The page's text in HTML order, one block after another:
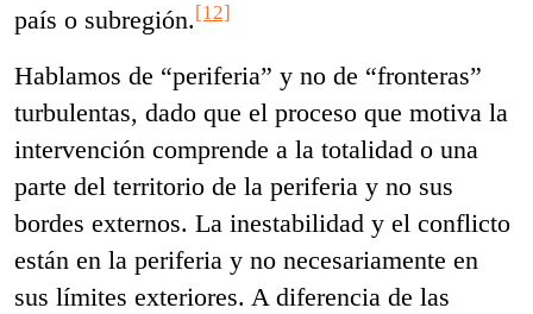
país o subregión.[12]
Hablamos de “periferia” y no de “fronteras”
turbulentas, dado que el proceso que motiva la
intervención comprende a la totalidad o una
parte del territorio de la periferia y no sus
bordes externos. La inestabilidad y el conflicto
están en la periferia y no necesariamente en
sus límites exteriores. A diferencia de las